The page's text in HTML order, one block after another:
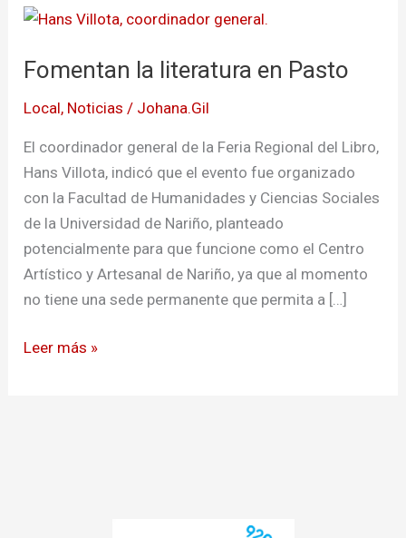
Fomentan la literatura en Pasto
Local, Noticias / Johana.Gil
El coordinador general de la Feria Regional del Libro,
Hans Villota, indicó que el evento fue organizado
con la Facultad de Humanidades y Ciencias Sociales
de la Universidad de Nariño, planteado
potencialmente para que funcione como el Centro
Artístico y Artesanal de Nariño, ya que al momento
no tiene una sede permanente que permita a […]
Fomentan
literatura
Pasto
Leer más »